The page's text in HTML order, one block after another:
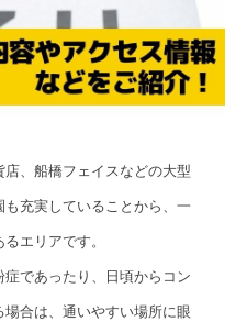
、船橋フェイスなどの大型
充実していることから、一
エリアです。
であったり、日頃からコン
合は、通いやすい場所に眼